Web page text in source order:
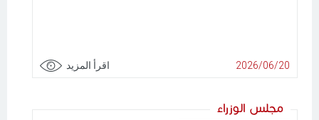
2026/06/20 اقرأ المزيد
مجلس الوزراء